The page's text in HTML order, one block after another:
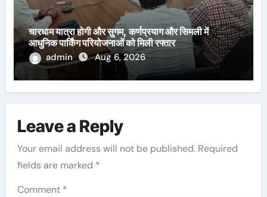
चारधाम यात्रा होगी और सुगम, कर्णप्रयाग और सिमली में
आधुनिक पार्किंग परियोजनाओं को मिली रफ्तार
admin
Aug 6, 2026
Leave a Reply
Your email address will not be published. Required
fields are marked *
Comment *